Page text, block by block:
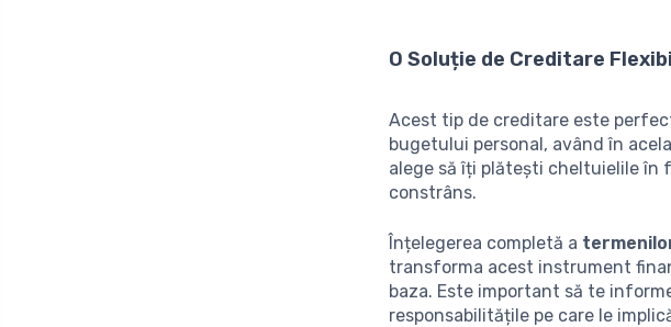
O Soluție de Creditare
Acest tip de creditare este
bugetului personal, având în
alege să îți plătești cheltuielile în
constrâns.
Înțelegerea completă a
transforma acest instrument
baza. Este important să te
responsabilitățile pe care le